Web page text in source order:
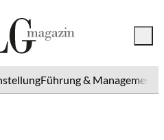
Führung & Management